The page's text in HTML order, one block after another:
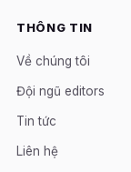
THÔNG TIN
Về chúng tôi
Đội ngũ editors
Tin tức
Liên hệ